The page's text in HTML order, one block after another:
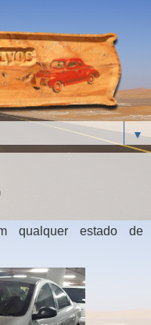
▼
qualquer estado de